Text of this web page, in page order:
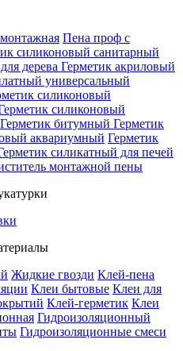
Пена проф с
силиконовый санитарный
дерева Герметик акриловый
универсальный
силиконовый
силиконовый
Герметик битумный Герметик
аквариумный Герметик
силикатный для печей
монтажной пены
Жидкие гвозди Клей-пена
Клеи бытовые Клеи для
Клей-герметик Клеи
Гидроизоляционный
Гидроизоляционные смеси